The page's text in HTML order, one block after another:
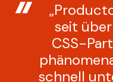
seit
CSS-
schnell